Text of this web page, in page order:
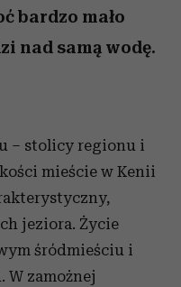
bardzo mało
nad samą wodę.
– stolicy regionu i
mieście w Kenii
jeziora. Życie
śródmieściu i
zamożnej